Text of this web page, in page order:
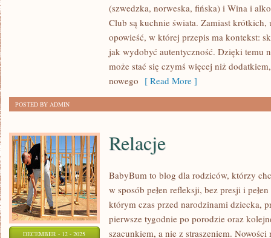
(szwedzka, norweska, fińska) i Wina i
Club są kuchnie świata. Zamiast krótkich,
opowieść, w której przepis ma kontekst:
jak wydobyć autentyczność. Dzięki temu
może stać się czymś więcej niż
nowego [ Read More ]
POSTED BY ADMIN
DECEMBER - 12 - 2025
Relacje
BabyBum to blog dla rodziców, którzy
w sposób pełen refleksji, bez presji i
którym czas przed narodzinami dziecka,
pierwsze tygodnie po porodzie oraz
szacunkiem, a nie z straszeniem.